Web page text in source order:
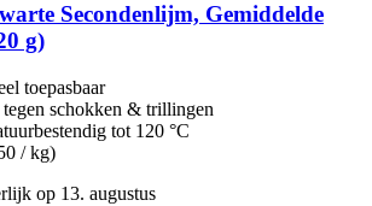
Secondenlijm, Gemiddelde
g)
toepasbaar
tegen schokken & trillingen
tot 120 °C
/ kg)
op 13. augustus